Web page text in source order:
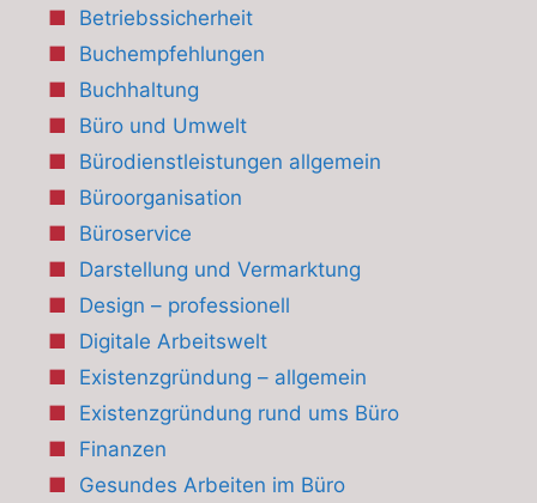
Betriebssicherheit
Buchempfehlungen
Buchhaltung
Büro und Umwelt
Bürodienstleistungen allgemein
Büroorganisation
Büroservice
Darstellung und Vermarktung
Design – professionell
Digitale Arbeitswelt
Existenzgründung – allgemein
Existenzgründung rund ums Büro
Finanzen
Gesundes Arbeiten im Büro